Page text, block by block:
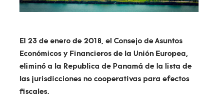
El 23 de enero de 2018, el Consejo de Asuntos
Económicos y Financieros de la Unión Europea,
eliminó a la Republica de Panamá de la lista de
las jurisdicciones no cooperativas para efectos
fiscales.